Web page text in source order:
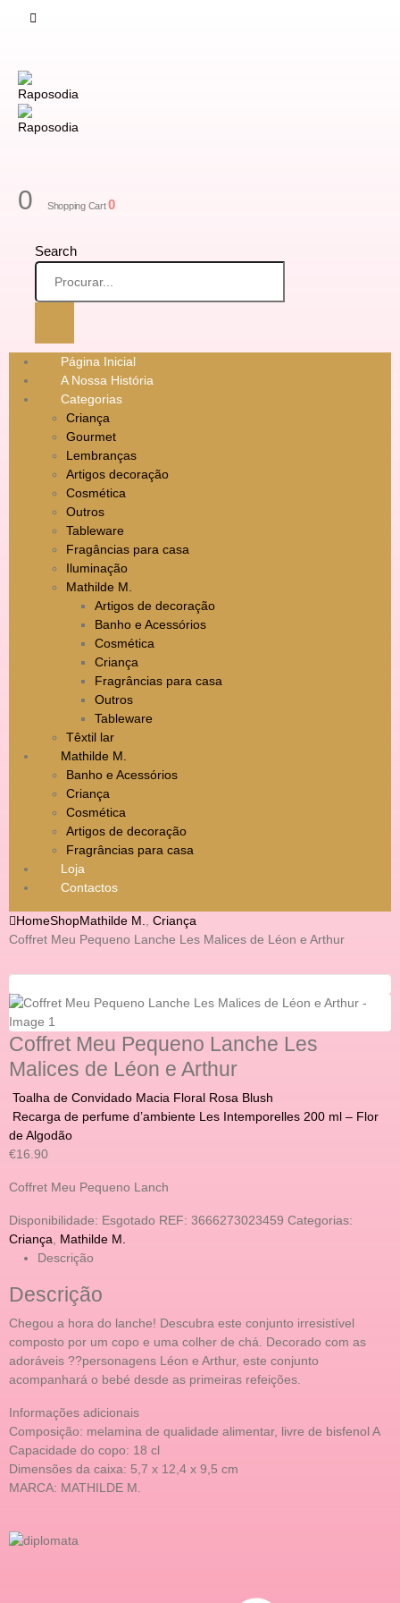
0 Shopping Cart0
Search
Página Inicial
A Nossa História
Categorias
Criança
Gourmet
Lembranças
Artigos decoração
Cosmética
Outros
Tableware
Fragâncias para casa
Iluminação
Mathilde M.
Artigos de decoração
Banho e Acessórios
Cosmética
Criança
Fragrâncias para casa
Outros
Tableware
Têxtil lar
Mathilde M.
Banho e Acessórios
Criança
Cosmética
Artigos de decoração
Fragrâncias para casa
Loja
Contactos
HomeShopMathilde M.
Criança
Coffret Meu Pequeno Lanche Les Malices de Léon e Arthur
Coffret Meu Pequeno Lanche Les
Malices de Léon e Arthur
Toalha de Convidado Macia Floral Rosa Blush
Recarga de perfume d’ambiente Les Intemporelles 200 ml – Flor
de Algodão
€16.90
Coffret Meu Pequeno Lanch
Disponibilidade: Esgotado REF: 3666273023459 Categorias:
Criança
Mathilde M.
Descrição
Descrição
Chegou a hora do lanche! Descubra este conjunto irresistível
composto por um copo e uma colher de chá. Decorado com as
adoráveis ??personagens Léon e Arthur, este conjunto
acompanhará o bebé desde as primeiras refeições.
Informações adicionais
Composição: melamina de qualidade alimentar, livre de bisfenol A
Capacidade do copo: 18 cl
Dimensões da caixa: 5,7 x 12,4 x 9,5 cm
MARCA: MATHILDE M.